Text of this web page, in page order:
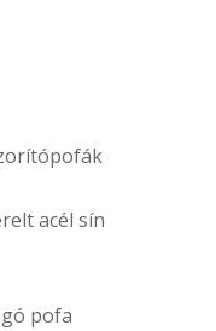
acél sín
pofa